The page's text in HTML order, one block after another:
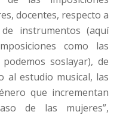
docentes, respecto a
instrumentos (aquí
como las
soslayar), de
al estudio musical, las
que incrementan
de las mujeres”,